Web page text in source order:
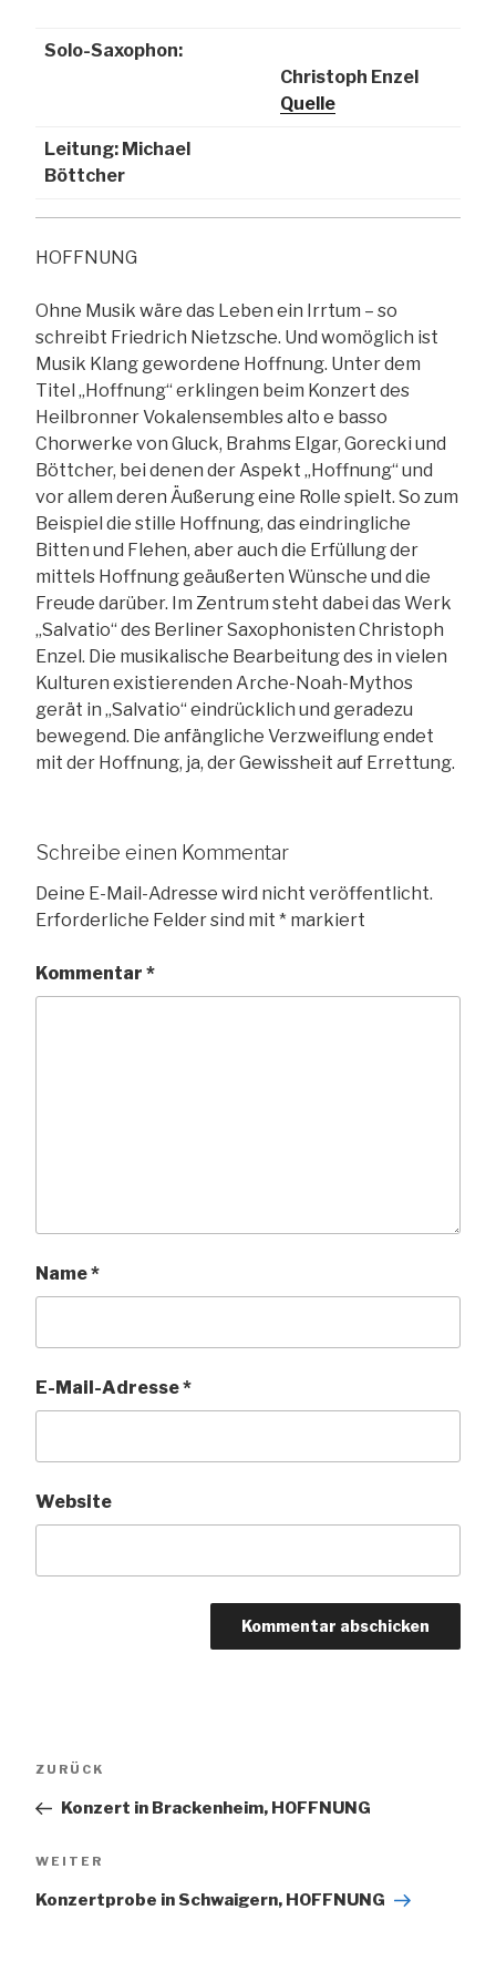
Solo-Saxophon:
Christoph Enzel
Quelle
Leitung: Michael
Böttcher
HOFFNUNG
Ohne Musik wäre das Leben ein Irrtum – so
schreibt Friedrich Nietzsche. Und womöglich ist
Musik Klang gewordene Hoffnung. Unter dem
Titel „Hoffnung“ erklingen beim Konzert des
Heilbronner Vokalensembles alto e basso
Chorwerke von Gluck, Brahms Elgar, Gorecki und
Böttcher, bei denen der Aspekt „Hoffnung“ und
vor allem deren Äußerung eine Rolle spielt. So zum
Beispiel die stille Hoffnung, das eindringliche
Bitten und Flehen, aber auch die Erfüllung der
mittels Hoffnung geäußerten Wünsche und die
Freude darüber. Im Zentrum steht dabei das Werk
„Salvatio“ des Berliner Saxophonisten Christoph
Enzel. Die musikalische Bearbeitung des in vielen
Kulturen existierenden Arche-Noah-Mythos
gerät in „Salvatio“ eindrücklich und geradezu
bewegend. Die anfängliche Verzweiflung endet
mit der Hoffnung, ja, der Gewissheit auf Errettung.
Schreibe einen Kommentar
Deine E-Mail-Adresse wird nicht veröffentlicht.
Erforderliche Felder sind mit * markiert
Kommentar *
Name*
E-Mail-Adresse*
Website
Vorheriger
ZURÜCK
Konzert in Brackenheim, HOFFNUNG
Nächster
WEITER
Konzertprobe in Schwaigern, HOFFNUNG